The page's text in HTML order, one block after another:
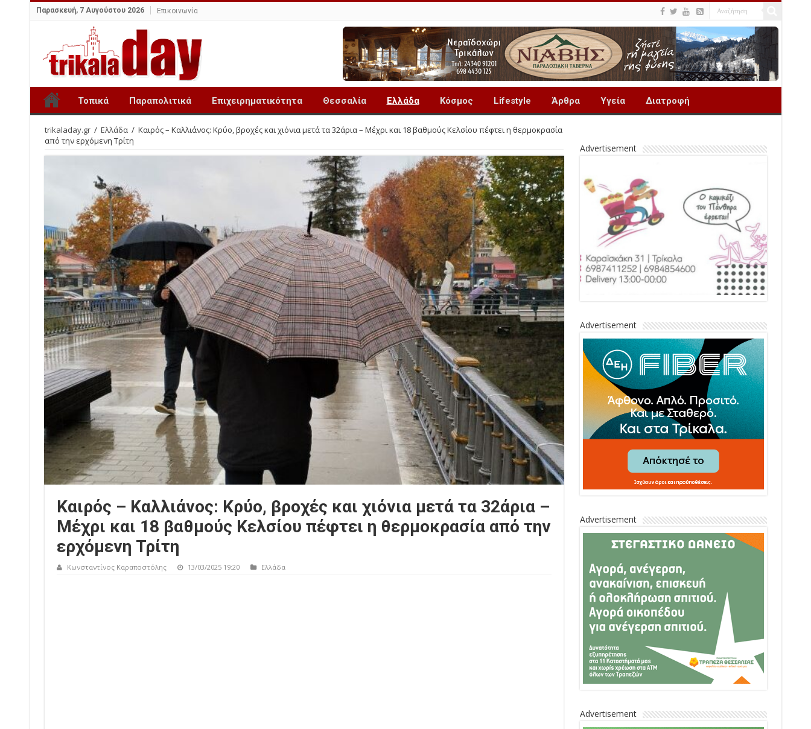
Παρασκευή, 7 Αυγούστου 2026 Επικοινωνία
Τοπικά Παραπολιτικά Επιχειρηματικότητα Θεσσαλία Ελλάδα Κόσμος Lifestyle Άρθρα Υγεία Διατροφή
trikaladay.gr / Ελλάδα / Καιρός – Καλλιάνος: Κρύο, βροχές και χιόνια μετά τα 32άρια – Μέχρι και 18 βαθμούς Κελσίου πέφτει η θερμοκρασία
από την ερχόμενη Τρίτη
Καιρός – Καλλιάνος: Κρύο, βροχές και χιόνια μετά τα 32άρια –
Μέχρι και 18 βαθμούς Κελσίου πέφτει η θερμοκρασία από την
ερχόμενη Τρίτη
Κωνσταντίνος Καραποστόλης 13/03/2025 19:20 Ελλάδα
Advertisement
Advertisement
Advertisement
Advertisement